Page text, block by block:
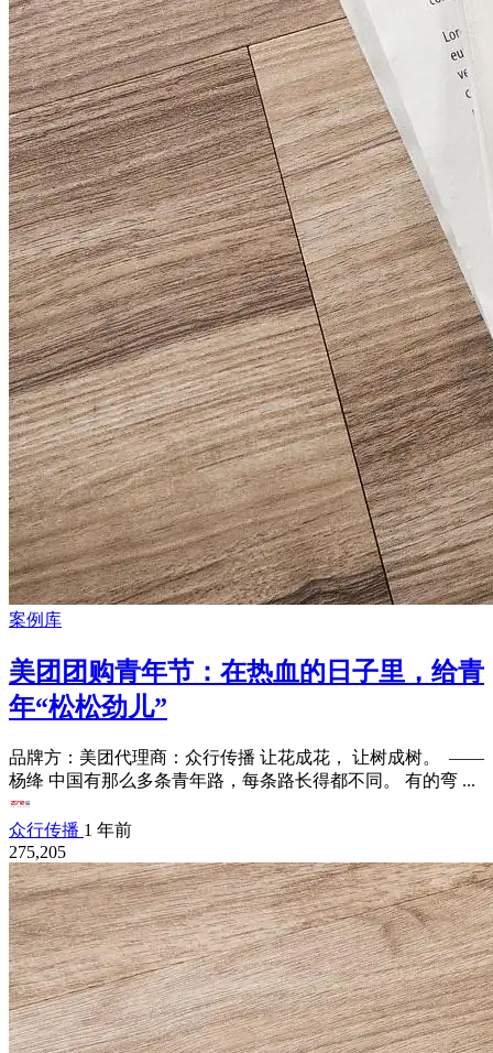
案例库
美团团购青年节：在热血的日子里，给青
年“松松劲儿”
品牌方：美团代理商：众行传播 让花成花， 让树成树。 ——
杨绛 中国有那么多条青年路，每条路长得都不同。 有的弯 ...
众行传播 1 年前
275,205